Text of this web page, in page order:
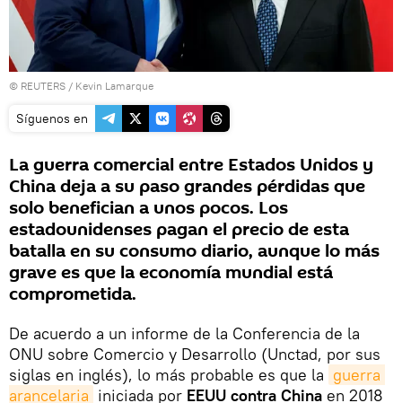
© REUTERS / Kevin Lamarque
Síguenos en
La guerra comercial entre Estados Unidos y
China deja a su paso grandes pérdidas que
solo benefician a unos pocos. Los
estadounidenses pagan el precio de esta
batalla en su consumo diario, aunque lo más
grave es que la economía mundial está
comprometida.
De acuerdo a un informe de la Conferencia de la
ONU sobre Comercio y Desarrollo (Unctad, por sus
siglas en inglés), lo más probable es que la guerra
arancelaria iniciada por EEUU contra China en 2018